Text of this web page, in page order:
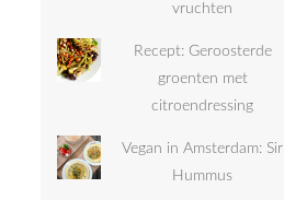
vruchten
Recept: Geroosterde
groenten met
citroendressing
Vegan in Amsterdam: Sir
Hummus